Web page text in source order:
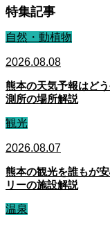
特集記事
自然・動植物
2026.08.08
熊本の天気予報はど
測所の場所解説
観光
2026.08.07
熊本の観光を誰もが
リーの施設解説
温泉